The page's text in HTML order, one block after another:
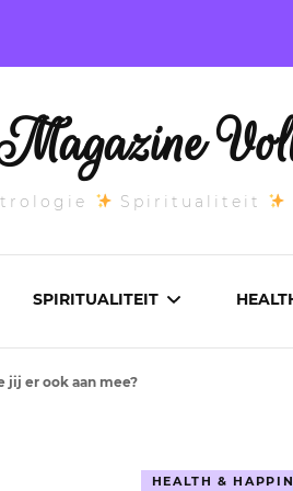
Spiritualiteit
SPIRITUALITEIT
jij er ook aan mee?
HEALTH &